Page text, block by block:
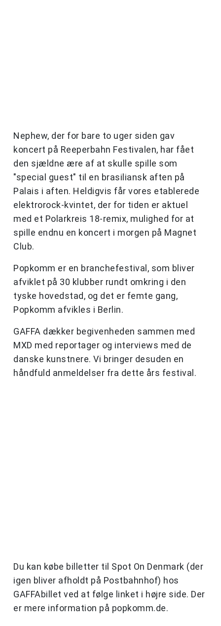
Nephew, der for bare to uger siden gav
koncert på Reeperbahn Festivalen, har fået
den sjældne ære af at skulle spille som
"special guest" til en brasiliansk aften på
Palais i aften. Heldigvis får vores etablerede
elektrorock-kvintet, der for tiden er aktuel
med et Polarkreis 18-remix, mulighed for at
spille endnu en koncert i morgen på Magnet
Club.
Popkomm er en branchefestival, som bliver
afviklet på 30 klubber rundt omkring i den
tyske hovedstad, og det er femte gang,
Popkomm afvikles i Berlin.
GAFFA dækker begivenheden sammen med
MXD med reportager og interviews med de
danske kunstnere. Vi bringer desuden en
håndfuld anmeldelser fra dette års festival.
Du kan købe billetter til Spot On Denmark (der
igen bliver afholdt på Postbahnhof) hos
GAFFAbillet ved at følge linket i højre side. Der
er mere information på popkomm.de.